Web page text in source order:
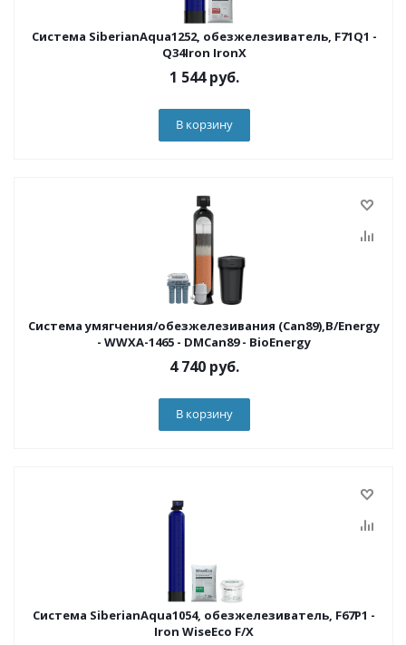
Система SiberianAqua1252, обезжелезиватель, F71Q1 -
Q34Iron IronX
1 544руб.
В корзину
Система умягчения/обезжелезивания (Can89),B/Energy
- WWXA-1465 - DMCan89 - BioEnergy
4 740руб.
В корзину
Система SiberianAqua1054, обезжелезиватель, F67P1 -
Iron WiseEco F/X